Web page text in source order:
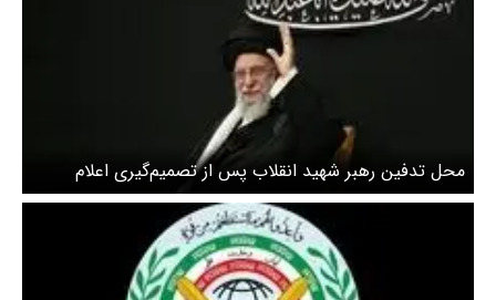
محل تدفین رهبر شهید انقلاب پس از تصمیم‌گیری اعلام
می‌شود